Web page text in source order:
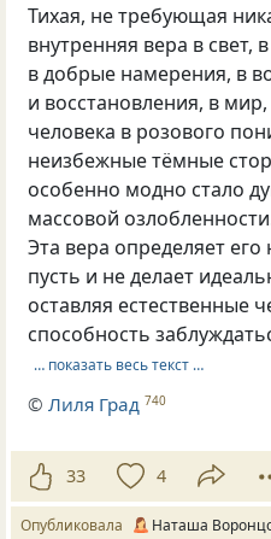
Тихая, не требующая
внутренняя вера в свет,
в добрые намерения, в
и восстановления, в
человека в розового
неизбежные тёмные
особенно модно стало
массовой
Эта вера определяет
пусть и не делает
оставляя естественные
способность
… показать весь текст …
©Лиля Град 740
33 4
Опубликовала Наташа